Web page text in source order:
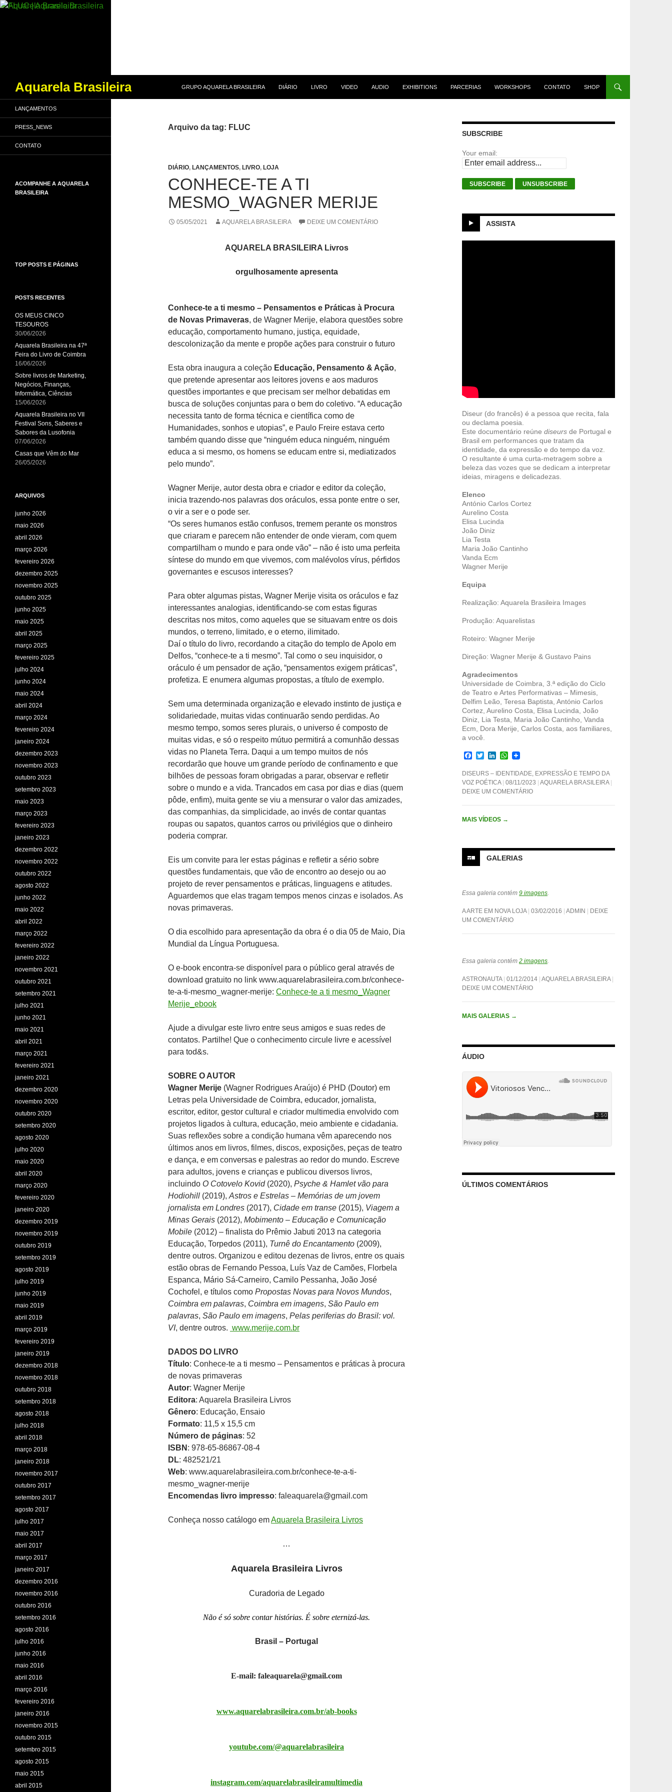
Aquarela Brasileira
GRUPO AQUARELA BRASILEIRA
DIÁRIO LIVRO VIDEO AUDIO EXHIBITIONS PARCERIAS WORKSHOPS CONTATO SHOP
Arquivo da tag: FLUC
DIÁRIO, LANÇAMENTOS, LIVRO, LOJA
CONHECE-TE A TI
MESMO_WAGNER MERIJE
05/05/2021 AQUARELA BRASILEIRA DEIXE UM COMENTÁRIO
AQUARELA BRASILEIRA Livros
orgulhosamente apresenta
Conhece-te a ti mesmo – Pensamentos e Práticas à Procura
de Novas Primaveras, de Wagner Merije, elabora questões sobre
educação, comportamento humano, justiça, equidade,
descolonização da mente e propõe ações para construir o futuro
Esta obra inaugura a coleção Educação, Pensamento & Ação,
que pretende apresentar aos leitores jovens e aos maduros
questões importantes e que precisam ser melhor debatidas em
busca de soluções conjuntas para o bem do coletivo. “A educação
necessita tanto de forma técnica e científica como de
Humanidades, sonhos e utopias”, e Paulo Freire estava certo
também quando disse que “ninguém educa ninguém, ninguém
educa a si mesmo, os homens se educam entre si, mediatizados
pelo mundo”.
Wagner Merije, autor desta obra e criador e editor da coleção,
inicia trazendo-nos palavras dos oráculos, essa ponte entre o ser,
o vir a ser e o pode ser.
“Os seres humanos estão confusos, tremem perante os monstros
que criaram e parecem não entender de onde vieram, com quem
compartilham o mundo e para onde vão” – não é isto uma perfeita
síntese do mundo em que vivemos, com malévolos vírus, pérfidos
governantes e escusos interesses?
Para obter algumas pistas, Wagner Merije visita os oráculos e faz
interessantes analogias, identificando-se com estas figuras
descritas nos mitos, como aqueles que se situavam entre os dois
mundos, o terreno, limitado, e o eterno, ilimitado.
Daí o título do livro, recordando a citação do templo de Apolo em
Delfos, “conhece-te a ti mesmo”. Tal como o seu inquisidor, o
oráculo é um pensador de ação, “pensamentos exigem práticas”,
profetiza. E enumera algumas propostas, a título de exemplo.
Sem uma determinada organização e elevado instinto de justiça e
solidariedade, muitas vidas continuarão sendo perdidas. Ao
mesmo tempo, somos seres plurais, o universo é composto de
muitas vidas, e só o respeito mútuo permitirá a comunhão dessas
vidas no Planeta Terra. Daqui a um tempo muitos de nós
recordarão que houve um grande período de confinamento e que
bilhões de pessoas foram obrigadas a parar, observar e refletir
sobre o mundo e a vida. Trancados em casa por dias e dias (quem
pôde, enfim), muita gente se viu a mensurar o valor das amizades,
das companhias, da simplicidade, ao invés de contar quantas
roupas ou sapatos, quantos carros ou privilégios que o dinheiro
poderia comprar.
Eis um convite para ler estas páginas e refletir a sério sobre
questões fundamentais, que vão de encontro ao desejo ou ao
projeto de rever pensamentos e práticas, linguagens e atitudes.
Aguardemos que elas tragam tempos menos cinzas e isolados. As
novas primaveras.
O dia escolhido para apresentação da obra é o dia 05 de Maio, Dia
Mundial da Língua Portuguesa.
O e-book encontra-se disponível para o público geral através de
download gratuito no link www.aquarelabrasileira.com.br/conhece-
te-a-ti-mesmo_wagner-merije: Conhece-te a ti mesmo_Wagner
Merije_ebook
Ajude a divulgar este livro entre seus amigos e suas redes de
contatos. Partilhe! Que o conhecimento circule livre e acessível
para tod&s.
SOBRE O AUTOR
Wagner Merije (Wagner Rodrigues Araújo) é PHD (Doutor) em
Letras pela Universidade de Coimbra, educador, jornalista,
escritor, editor, gestor cultural e criador multimedia envolvido com
projetos ligados à cultura, educação, meio ambiente e cidadania.
Suas reflexões sobre a condição humana vêm aparecendo nos
últimos anos em livros, filmes, discos, exposições, peças de teatro
e dança, e em conversas e palestras ao redor do mundo. Escreve
para adultos, jovens e crianças e publicou diversos livros,
incluindo O Cotovelo Kovid(2020), Psyche & Hamlet vão para
Hodiohill (2019), Astros e Estrelas – Memórias de um jovem
jornalista em Londres (2017), Cidade em transe (2015), Viagem a
Minas Gerais (2012), Mobimento – Educação e Comunicação
Mobile (2012) – finalista do Prêmio Jabuti 2013 na categoria
Educação, Torpedos (2011), Turnê do Encantamento (2009),
dentre outros. Organizou e editou dezenas de livros, entre os quais
estão obras de Fernando Pessoa, Luís Vaz de Camões, Florbela
Espanca, Mário Sá-Carneiro, Camilo Pessanha, João José
Cochofel, e títulos como Propostas Novas para Novos Mundos,
Coimbra em palavras, Coimbra em imagens, São Paulo em
palavras, São Paulo em imagens, Pelas periferias do Brasil: vol.
VI, dentre outros. www.merije.com.br
DADOS DO LIVRO
Título: Conhece-te a ti mesmo – Pensamentos e práticas à procura
de novas primaveras
Autor: Wagner Merije
Editora: Aquarela Brasileira Livros
Gênero: Educação, Ensaio
Formato: 11,5 x 15,5 cm
Número de páginas: 52
ISBN : 978-65-86867-08-4
DL: 482521/21
Web: www.aquarelabrasileira.com.br/conhece-te-a-ti-
mesmo_wagner-merije
Encomendas livro impresso: faleaquarela@gmail.com
Conheça nosso catálogo emAquarela Brasileira Livros
…
Aquarela Brasileira Livros
Curadoria de Legado
Não é só sobre contar histórias. É sobre eternizá-las.
Brasil – Portugal
E-mail: faleaquarela@gmail.com
www.aquarelabrasileira.com.br/ab-books
youtube.com/@aquarelabrasileira
instagram.com/aquarelabrasileiramultimedia
SUBSCRIBE
Your email:
ASSISTA
Diseur (do francês) é a pessoa que recita, fala
ou declama poesia.
Este documentário reúne diseurs de Portugal e
Brasil em performances que tratam da
identidade, da expressão e do tempo da voz.
O resultante é uma curta-metragem sobre a
beleza das vozes que se dedicam a interpretar
ideias, miragens e delicadezas.
Elenco
António Carlos Cortez
Aurelino Costa
Elisa Lucinda
João Diniz
Lia Testa
Maria João Cantinho
Vanda Ecm
Wagner Merije
Equipa
Realização: Aquarela Brasileira Images
Produção: Aquarelistas
Roteiro: Wagner Merije
Direção: Wagner Merije & Gustavo Pains
Agradecimentos
Universidade de Coimbra, 3.ª edição do Ciclo
de Teatro e Artes Performativas – Mimesis,
Delfim Leão, Teresa Baptista, António Carlos
Cortez, Aurelino Costa, Elisa Lucinda, João
Diniz, Lia Testa, Maria João Cantinho, Vanda
Ecm, Dora Merije, Carlos Costa, aos familiares,
a você.
F
c
e
b
o
o
T
i
t
t
e
r
L
n
k
e
d
I
W
a
t
s
A
p
DISEURS – IDENTIDADE, EXPRESSÃO E TEMPO DA
VOZ POÉTICA
08/11/2023
AQUARELA BRASILEIRA
DEIXE UM COMENTÁRIO
MAIS VÍDEOS →
GALERIAS
Essa galeria contém 9 imagens
A ARTE EM NOVA LOJA 03/02/2016 ADMIN
DEIXE
UM COMENTÁRIO
Essa galeria contém 2 imagens
ASTRONAUTA 01/12/2014 AQUARELA BRASILEIRA
DEIXE UM COMENTÁRIO
MAIS GALERIAS →
ÁUDIO
ÚLTIMOS COMENTÁRIOS
LANÇAMENTOS
PRESS_NEWS
CONTATO
ACOMPANHE A AQUARELA
BRASILEIRA
TOP POSTS E PÁGINAS
POSTS RECENTES
OS MEUS CINCO
TESOUROS
30/06/2026
Aquarela Brasileira na 47ª
Feira do Livro de Coimbra
16/06/2026
Sobre livros de Marketing,
Negócios, Finanças,
Informática, Ciências
15/06/2026
Aquarela Brasileira no VII
Festival Sons, Saberes e
Sabores da Lusofonia
07/06/2026
Casas que Vêm do Mar
26/05/2026
ARQUIVOS
junho 2026
maio 2026
abril 2026
março 2026
fevereiro 2026
dezembro 2025
novembro 2025
outubro 2025
junho 2025
maio 2025
abril 2025
março 2025
fevereiro 2025
julho 2024
junho 2024
maio 2024
abril 2024
março 2024
fevereiro 2024
janeiro 2024
dezembro 2023
novembro 2023
outubro 2023
setembro 2023
maio 2023
março 2023
fevereiro 2023
janeiro 2023
dezembro 2022
novembro 2022
outubro 2022
agosto 2022
junho 2022
maio 2022
abril 2022
março 2022
fevereiro 2022
janeiro 2022
novembro 2021
outubro 2021
setembro 2021
julho 2021
junho 2021
maio 2021
abril 2021
março 2021
fevereiro 2021
janeiro 2021
dezembro 2020
novembro 2020
outubro 2020
setembro 2020
agosto 2020
julho 2020
maio 2020
abril 2020
março 2020
fevereiro 2020
janeiro 2020
dezembro 2019
novembro 2019
outubro 2019
setembro 2019
agosto 2019
julho 2019
junho 2019
maio 2019
abril 2019
março 2019
fevereiro 2019
janeiro 2019
dezembro 2018
novembro 2018
outubro 2018
setembro 2018
agosto 2018
julho 2018
abril 2018
março 2018
janeiro 2018
novembro 2017
outubro 2017
setembro 2017
agosto 2017
julho 2017
maio 2017
abril 2017
março 2017
janeiro 2017
dezembro 2016
novembro 2016
outubro 2016
setembro 2016
agosto 2016
julho 2016
junho 2016
maio 2016
abril 2016
março 2016
fevereiro 2016
janeiro 2016
novembro 2015
outubro 2015
setembro 2015
agosto 2015
maio 2015
abril 2015